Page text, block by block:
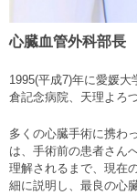
心臓血管外科部長
1995(平成7)年に愛媛大
倉記念病院、天理よろ
多くの心臓手術に携わ
は、手術前の患者さん
理解されるまで、現在
細に説明し、最良の心